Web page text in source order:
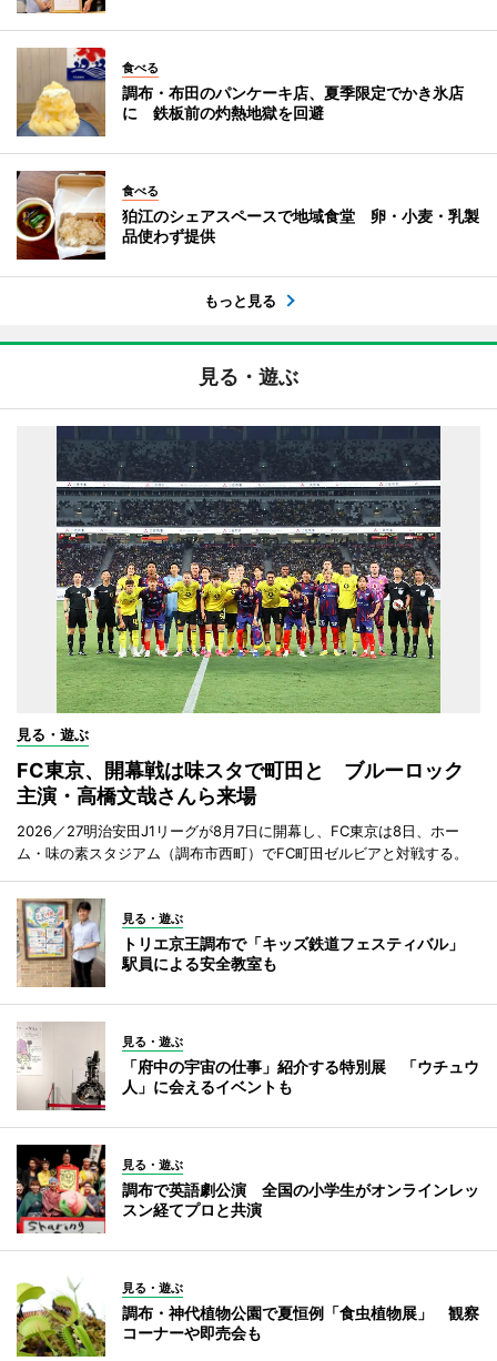
食べる
調布・布田のパンケーキ店、夏季限定でかき氷店
に 鉄板前の灼熱地獄を回避
食べる
狛江のシェアスペースで地域食堂 卵・小麦・乳製
品使わず提供
もっと見る
見る・遊ぶ
見る・遊ぶ
FC東京、開幕戦は味スタで町田と ブルーロック
主演・高橋文哉さんら来場
2026／27明治安田J1リーグが8月7日に開幕し、FC東京は8日、ホー
ム・味の素スタジアム（調布市西町）でFC町田ゼルビアと対戦する。
見る・遊ぶ
トリエ京王調布で「キッズ鉄道フェスティバル」
駅員による安全教室も
見る・遊ぶ
「府中の宇宙の仕事」紹介する特別展 「ウチュウ
人」に会えるイベントも
見る・遊ぶ
調布で英語劇公演 全国の小学生がオンラインレッ
スン経てプロと共演
見る・遊ぶ
調布・神代植物公園で夏恒例「食虫植物展」 観察
コーナーや即売会も